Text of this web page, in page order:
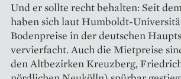
Und er sollte recht behalten: Seit
haben sich laut Humboldt-
Bodenpreise in der deutschen
vervierfacht. Auch die Mietpreise
den Alt­bezirken Kreuzberg,